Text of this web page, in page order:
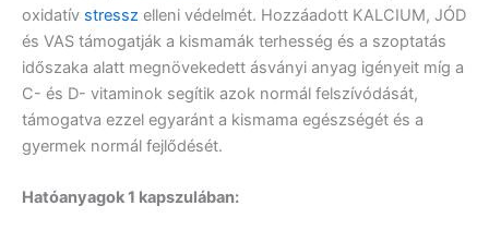
oxidatív stressz elleni védelmét. Hozzáadott KALCIUM, JÓD
és VAS támogatják a kismamák terhesség és a szoptatás
időszaka alatt megnövekedett ásványi anyag igényeit míg a
C- és D- vitaminok segítik azok normál felszívódását,
támogatva ezzel egyaránt a kismama egészségét és a
gyermek normál fejlődését.
Hatóanyagok 1 kapszulában: